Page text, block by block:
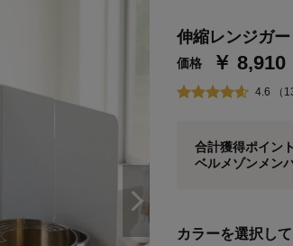
伸縮レンジガー
価格 ￥ 8,910
4.6 （
合計獲得ポイン
ベルメゾンメン
さらにポイント
ベルメゾンご優
通常商品送料無
※メンバーズカー
カラーを選択し